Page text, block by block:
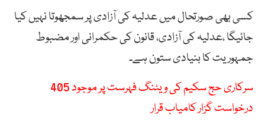
کسی بھی صورتحال میں عدلیہ کی آزادی پر سمجھوتا نہیں کیا
جائیگا ،عدلیہ کی آزادی، قانون کی حکمرانی اور مضبوط
جمہوریت کا بنیادی ستون ہے۔
سرکاری حج سکیم کی ویٹنگ فہرست پر موجود 405
درخواست گزار کامیاب قرار